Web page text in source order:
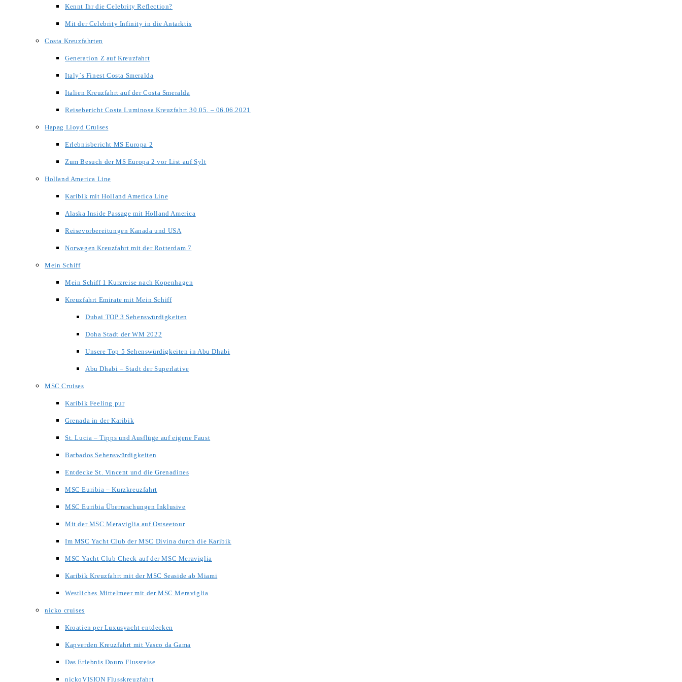
Kennt Ihr die Celebrity Reflection?
Mit der Celebrity Infinity in die Antarktis
Costa Kreuzfahrten
Generation Z auf Kreuzfahrt
Italy´s Finest Costa Smeralda
Italien Kreuzfahrt auf der Costa Smeralda
Reisebericht Costa Luminosa Kreuzfahrt 30.05. – 06.06.2021
Hapag Lloyd Cruises
Erlebnisbericht MS Europa 2
Zum Besuch der MS Europa 2 vor List auf Sylt
Holland America Line
Karibik mit Holland America Line
Alaska Inside Passage mit Holland America
Reisevorbereitungen Kanada und USA
Norwegen Kreuzfahrt mit der Rotterdam 7
Mein Schiff
Mein Schiff 1 Kurzreise nach Kopenhagen
Kreuzfahrt Emirate mit Mein Schiff
Dubai TOP 3 Sehenswürdigkeiten
Doha Stadt der WM 2022
Unsere Top 5 Sehenswürdigkeiten in Abu Dhabi
Abu Dhabi – Stadt der Superlative
MSC Cruises
Karibik Feeling pur
Grenada in der Karibik
St. Lucia – Tipps und Ausflüge auf eigene Faust
Barbados Sehenswürdigkeiten
Entdecke St. Vincent und die Grenadines
MSC Euribia – Kurzkreuzfahrt
MSC Euribia Überraschungen Inklusive
Mit der MSC Meraviglia auf Ostseetour
Im MSC Yacht Club der MSC Divina durch die Karibik
MSC Yacht Club Check auf der MSC Meraviglia
Karibik Kreuzfahrt mit der MSC Seaside ab Miami
Westliches Mittelmeer mit der MSC Meraviglia
nicko cruises
Kroatien per Luxusyacht entdecken
Kapverden Kreuzfahrt mit Vasco da Gama
Das Erlebnis Douro Flussreise
nickoVISION Flusskreuzfahrt